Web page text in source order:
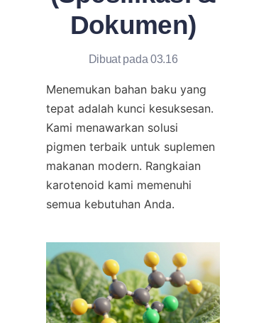
Dokumen)
Dibuat pada 03.16
Menemukan bahan baku yang
tepat adalah kunci kesuksesan.
Kami menawarkan solusi
pigmen terbaik untuk suplemen
makanan modern. Rangkaian
karotenoid kami memenuhi
semua kebutuhan Anda.